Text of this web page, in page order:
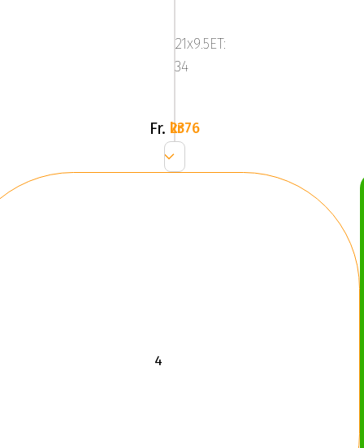
GLOSS
BLACK
21x9.5ET:
34
Fr. 2376 kr